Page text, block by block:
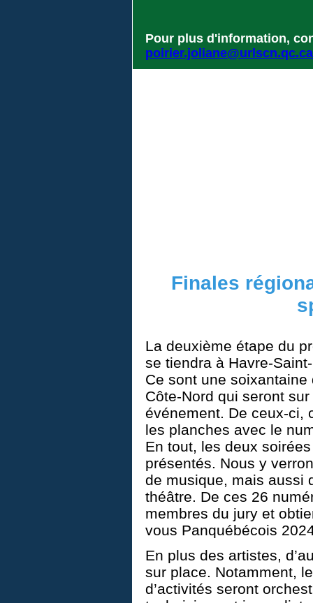
Pour plus d'information,
poirier.joliane@urlscn.qc.ca
Finales
La deuxième étape du
se tiendra à Havre-
Ce sont une
Côte-Nord qui seront
événement. De ceux-ci,
les planches avec le
En tout, les deux
présentés. Nous y
de musique, mais aussi
théâtre. De ces 26
membres du jury et
vous Panquébécois
En plus des artistes,
sur place. Notamment,
d’activités seront